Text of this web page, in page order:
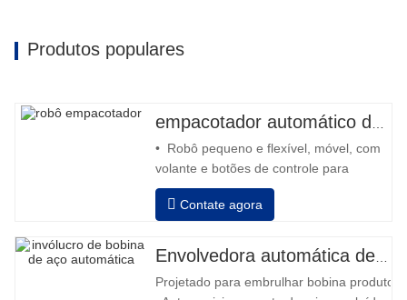
Produtos populares
empacotador automático de robô
• Robô pequeno e flexível, móvel, com
volante e botões de controle para
retroceder e avançar • Operação fora
da coluna • 2 baterias série 12V / 110
bateria cheia de 120 a 130 paletes •
automático, tempo de carregamento
Contate agora
Envolvedora automática de bobinas de aço
Projetado para embrulhar bobina